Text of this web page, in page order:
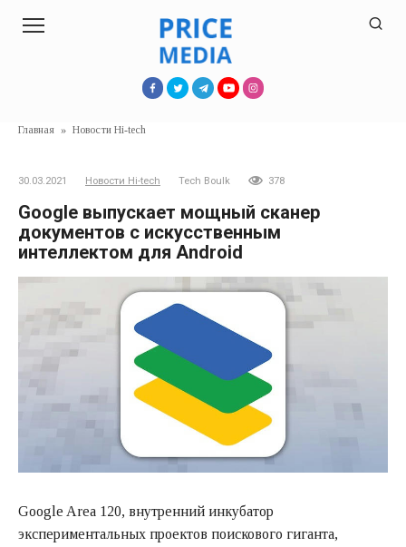
Главная » Новости Hi-tech
30.03.2021 Новости Hi-tech Tech Boulk 378
Google выпускает мощный сканер
документов с искусственным
интеллектом для Android
Google Area 120, внутренний инкубатор
экспериментальных проектов поискового гиганта,